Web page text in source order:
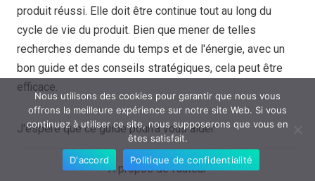
produit réussi. Elle doit être continue tout au long du
cycle de vie du produit. Bien que mener de telles
recherches demande du temps et de l'énergie, avec un
bon guide et des conseils stratégiques, cela peut être
efficace.
J'espère que ce guide pourra vous aider.
A propos de l'auteur
Nous utilisons des cookies pour garantir que nous vous
offrons la meilleure expérience sur notre site Web. Si vous
continuez à utiliser ce site, nous supposerons que vous en
êtes satisfait.
D'accord
Politique de confidentialité